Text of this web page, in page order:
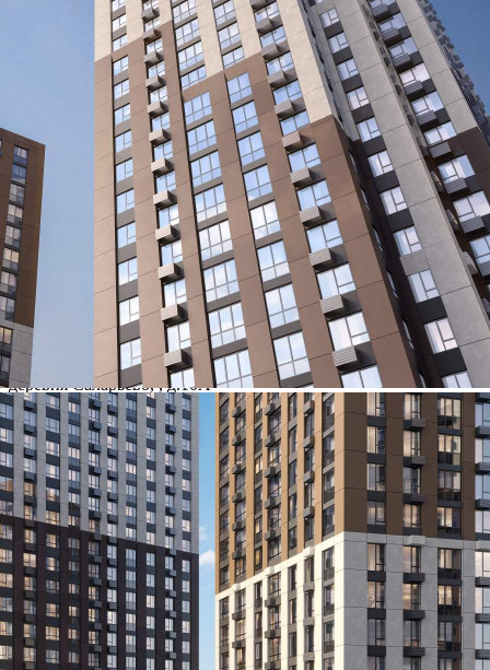
площадью 2.1 кв. м на 17-м этаже в ЖК «1-й
Саларьевский»[#8294074#]
Характеристики
О помещении
Где находится
Контакты
Другие объявления
Характеристики помещения
№ объявления
124575
Дата размещения
22.05.2026
Город
Москва
Адрес
деревня Саларьево, , д.10А
Расположено
Этаж
17
Предлагается
Продажа
Желаемый / подходящий вид деятельности
Не указано
Назначение
Не указано
Размер площади (м2)
2.1
Цена за помещение
441 000 руб.
О помещении